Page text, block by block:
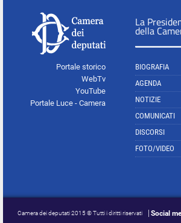
Portale storico
WebTv
YouTube
Portale Luce - Camera
La
della
BIOGRAFIA
AGENDA
NOTIZIE
COMUNICATI
DISCORSI
FOTO/VIDEO
Camera dei deputati 2015 © Tutti i diritti riservati Social